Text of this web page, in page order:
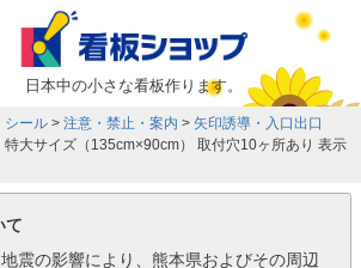
日本中の小さな看板作ります。
シール 注意・禁止・案内
矢印誘導・入口出口
大サイズ（135cm×90cm） 取付穴10ヶ所あり 表示
て
震の影響により、熊本県およびその周辺